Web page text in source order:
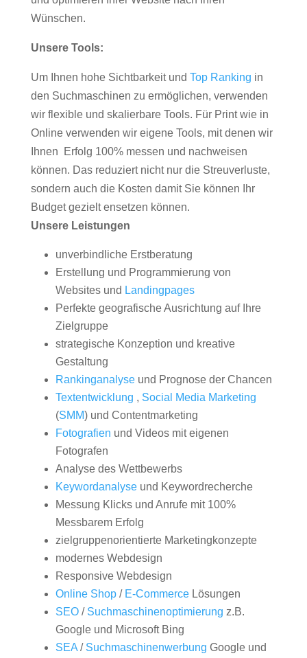
Wünschen.
Unsere Tools:
Um Ihnen hohe Sichtbarkeit und Top Ranking in
den Suchmaschinen zu ermöglichen, verwenden
wir flexible und skalierbare Tools. Für Print wie in
Online verwenden wir eigene Tools, mit denen wir
Ihnen Erfolg 100% messen und nachweisen
können. Das reduziert nicht nur die Streuverluste,
sondern auch die Kosten damit Sie können Ihr
Budget gezielt ensetzen können.
Unsere Leistungen
unverbindliche Erstberatung
Erstellung und Programmierung von
Websites und Landingpages
Perfekte geografische Ausrichtung auf Ihre
Zielgruppe
strategische Konzeption und kreative
Gestaltung
Rankinganalyseund Prognose der Chancen
Textentwicklung , Social Media Marketing
(SMM) und Contentmarketing
Fotografien und Videos mit eigenen
Fotografen
Analyse des Wettbewerbs
Keywordanalyseund Keywordrecherche
Messung Klicks und Anrufe mit 100%
Messbarem Erfolg
zielgruppenorientierte Marketingkonzepte
modernes Webdesign
Responsive Webdesign
Online Shop/ E-CommerceLösungen
SEO/ Suchmaschinenoptimierung z.B.
Google und Microsoft Bing
SEA/ Suchmaschinenwerbung Google und